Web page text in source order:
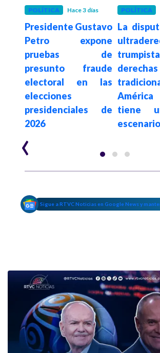
POLÍTICA Hace 3 días
Presidente Gustavo
Petro expone
pruebas de
presunto fraude
electoral en las
elecciones
presidenciales de
2026
POLÍTICA
La
derechas
tiene
‹
Sigue a RTVC Noticias en Google News y